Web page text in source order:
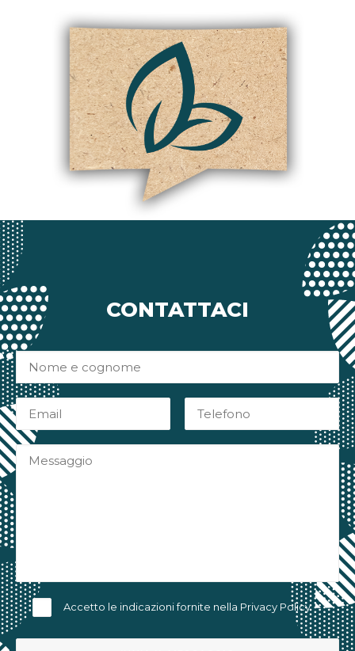
CONTATTACI
Accetto le indicazioni fornite nella Privacy Policy